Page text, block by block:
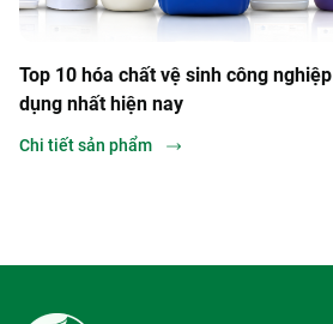
hóa chất vệ sinh công nghiệp thông
nhất hiện nay
sản phẩm